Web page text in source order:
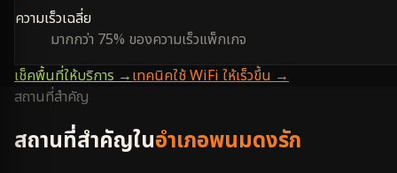
ความเร็วเฉลี่ย
มากกว่า 75% ของความเร็วแพ็กเกจ
เช็คพื้นที่ให้บริการ →เทคนิคใช้ WiFi ให้เร็วขึ้น →
สถานที่สำคัญ
สถานที่สำคัญในอำเภอพนมดงรัก